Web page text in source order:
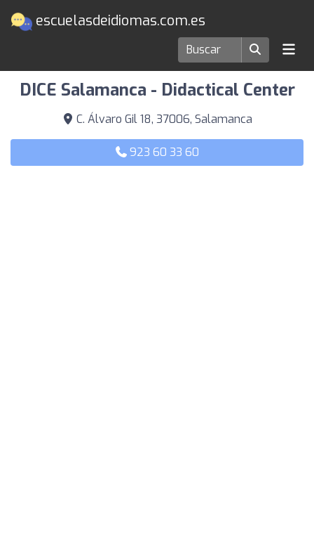
escuelasdeidiomas.com.es
Escuelas de idiomas en Salamanca
DICE Salamanca - Didactical Center
C. Álvaro Gil 18, 37006, Salamanca
923 60 33 60